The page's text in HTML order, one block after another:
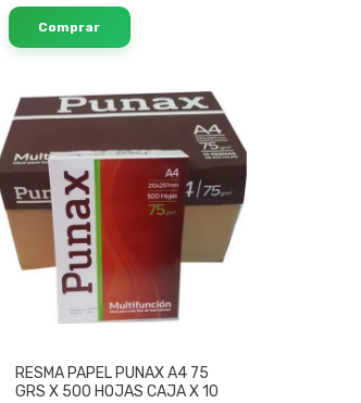
SIN STOCK
RESMA PAPEL PUNAX A4 75
GRS X 500 HOJAS CAJA X 10